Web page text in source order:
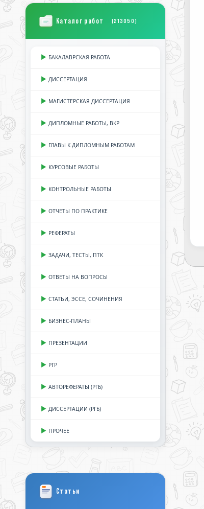
Каталог работ (213050)
БАКАЛАВРСКАЯ РАБОТА
ДИССЕРТАЦИЯ
МАГИСТЕРСКАЯ ДИССЕРТАЦИЯ
ДИПЛОМНЫЕ РАБОТЫ, ВКР
ГЛАВЫ К ДИПЛОМНЫМ РАБОТАМ
КУРСОВЫЕ РАБОТЫ
КОНТРОЛЬНЫЕ РАБОТЫ
ОТЧЕТЫ ПО ПРАКТИКЕ
РЕФЕРАТЫ
ЗАДАЧИ, ТЕСТЫ, ПТК
ОТВЕТЫ НА ВОПРОСЫ
СТАТЬИ, ЭССЕ, СОЧИНЕНИЯ
БИЗНЕС-ПЛАНЫ
ПРЕЗЕНТАЦИИ
РГР
АВТОРЕФЕРАТЫ (РГБ)
ДИССЕРТАЦИИ (РГБ)
ПРОЧЕЕ
Статьи